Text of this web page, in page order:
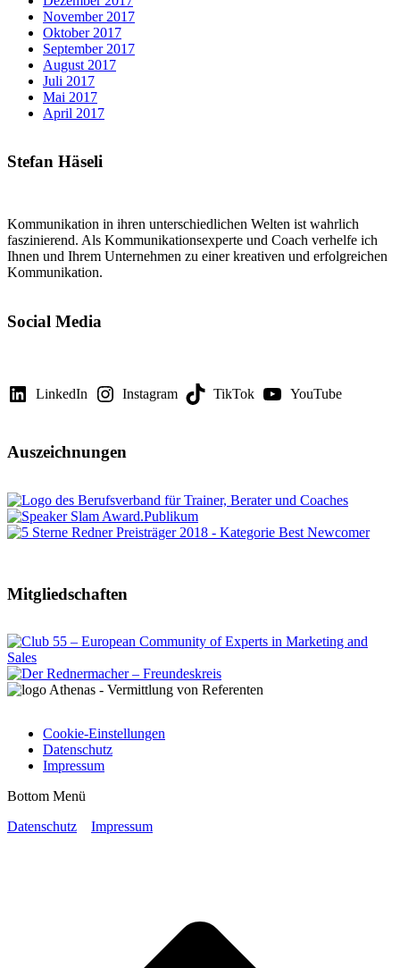
November 2017
Oktober 2017
September 2017
August 2017
Juli 2017
Mai 2017
April 2017
Stefan Häseli
Kommunikation in ihren unterschiedlichen Welten ist wahrlich
faszinierend. Als Kommunikationsexperte und Coach verhelfe ich
Ihnen und Ihrem Unternehmen zu einer kreativen und erfolgreichen
Kommunikation.
Social Media
LinkedIn Instagram TikTok YouTube
Auszeichnungen
Mitgliedschaften
Cookie-Einstellungen
Datenschutz
Impressum
Bottom Menü
Datenschutz
Impressum